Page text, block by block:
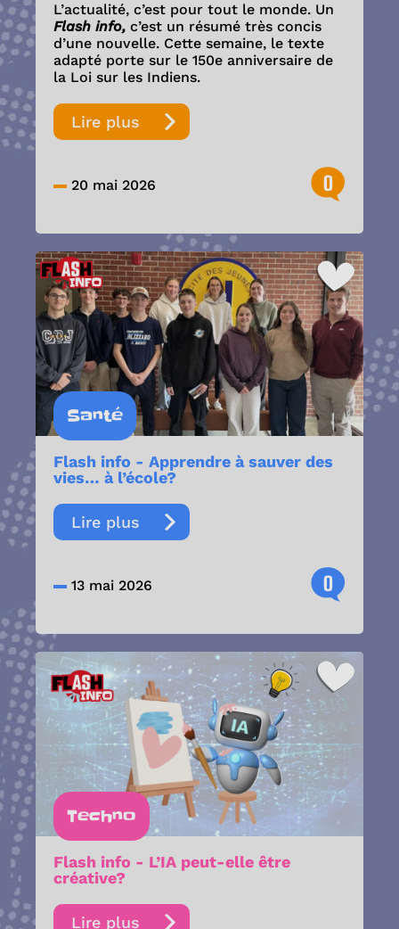
L’actualité, c’est pour tout le monde. Un
Flash info, c’est un résumé très concis
d’une nouvelle. Cette semaine, le texte
adapté porte sur le 150e anniversaire de
la Loi sur les Indiens.
Lire plus
20 mai 2026 0
Santé
Flash info - Apprendre à sauver des
vies… à l’école?
Lire plus
13 mai 2026 0
Techno
Flash info - L’IA peut-elle être
créative?
Lire plus